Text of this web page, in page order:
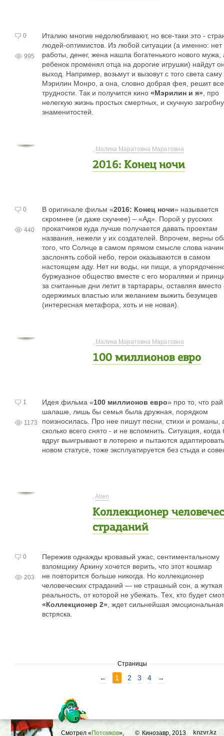
0
995
Италию многие недолюбливают, но все-таки это -
людей-оптимистов. Из любой ситуации (а именно: нет
работы, денег, жена нашла богатенького нового мужа,
ребенок променял отца на дорогие игрушки) найдут
выход. Например, возьмут и вызовут с того света саму
Мэрилин Монро, а она, словно добрая фея, решит
трудности. Так и получится кино «Мэрилин и я» , про
нелегкую жизнь простых смертных, и скучную
знаменитостей.
, Малика Маратовна Маратовна
2016: Конец ночи
0
440
В оригинале фильм «2016: Конец ночи» называется
скромнее (и даже скучнее) – «Ад». Порой у русских
прокатчиков куда лучше получается давать проектам
названия, нежели у их создателей. Впрочем, верны
того, что Солнце в самом прямом смысле слова
заслонять собой небо, герои оказываются в самом
настоящем аду. Нет ни воды, ни пищи, а
буржуазное общество вместе с его моралями и
за считанные дни летит в тартарары, оставляя вместо
одержимых властью или желанием выжить безумцев
(интересная метафора, хоть и не новая).
, Малика Маратовна Маратовна
100 миллионов евро
1
1173
Идея фильма «100 миллионов евро» про то, что
шалаше, лишь бы семья была дружная, порядком
поизносилась. Про нее пишут песни, стихи и романы,
сколько всего снято - и не вспомнить. Ситуация, когда
вдруг выигрывают в лотерею и пытаются
новом статусе, тоже эксплуатируется без стыда и
, Alien
Коллекционер
страданий
0
203
Пережив однажды кровавый ужас, сентиментальному
взломщику Аркину хочется верить, что этот кошмар
не повторится больше никогда. Но коллекционер
человеческих страданий — не страшный сон, а жуткая
реальность, от которой не убежать. Тех, кто будет
«Коллекционер 2» , ждет сильнейшая эмоциональная
встряска.
Страницы
← 1 2 3 4 →
© Кинозавр, 2013
Смотрел « Потомков», knzvr.kz